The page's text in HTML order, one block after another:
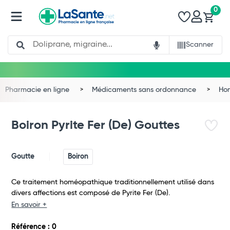
Search
Scanner
0
Total
Pharmacie en ligne Médicaments sans ordonnance
Boiron Pyrite Fer (De) Gouttes
Goutte Boiron
Ce traitement homéopathique traditionnellement utilisé dans
divers affections est composé de Pyrite Fer (De).
En savoir +
Référence : 0